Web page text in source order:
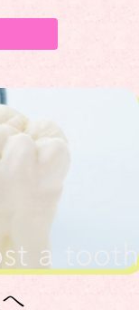
い。
ります。
２６年１月４日
たします。
a tooth